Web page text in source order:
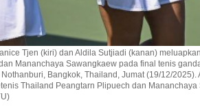
Tjen (kiri) dan Aldila Sutjiadi (kanan)
Mananchaya Sawangkaew pada final tenis
Bangkok, Thailand, Jumat (19/12/
Thailand Peangtarn Plipuech dan Mananchaya